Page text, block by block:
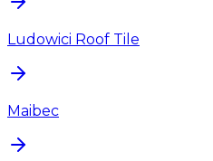
Ludowici Roof Tile
Maibec